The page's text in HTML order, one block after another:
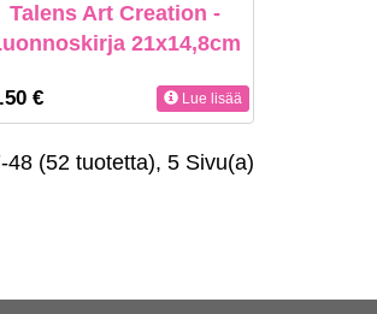
Talens Art Creation -
21x14,8cm
€ Lue lisää
48 (52 tuotetta), 5 Sivu(a)